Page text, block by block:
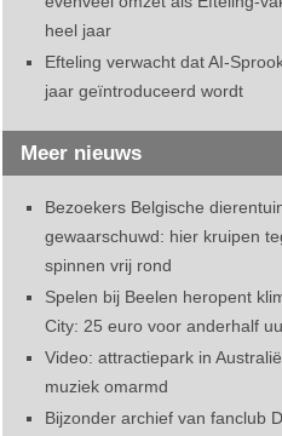
heel jaar
Efteling verwacht dat AI-
jaar geïntroduceerd wordt
Meer nieuws
Bezoekers Belgische
gewaarschuwd: hier kruipen
spinnen vrij rond
Spelen bij Beelen heropent
City: 25 euro voor anderhalf
Video: attractiepark in
muziek omarmd
Bijzonder archief van fanclub